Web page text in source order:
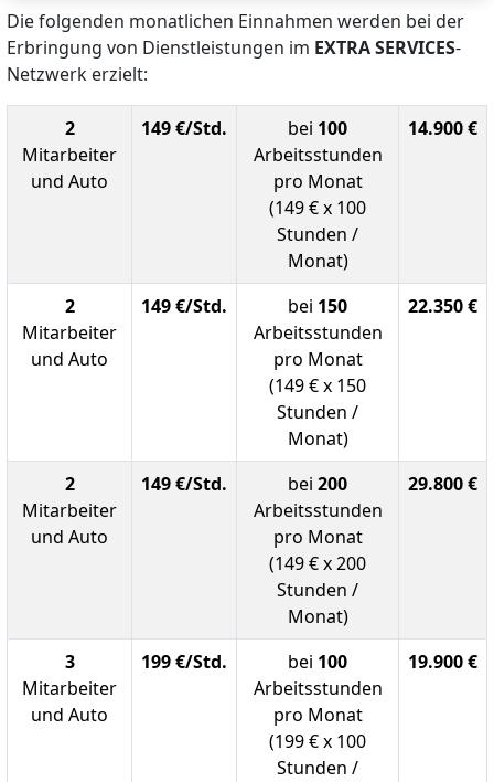
Die folgenden monatlichen Einnahmen werden bei der
Erbringung von Dienstleistungen im EXTRA SERVICES-
Netzwerk erzielt:
2
Mitarbeiter
und Auto
149 €/Std. bei 100
Arbeitsstunden
pro Monat
(149 € x 100
Stunden /
Monat)
14.900 €
2
Mitarbeiter
und Auto
149 €/Std. bei 150
Arbeitsstunden
pro Monat
(149 € x 150
Stunden /
Monat)
22.350 €
2
Mitarbeiter
und Auto
149 €/Std. bei 200
Arbeitsstunden
pro Monat
(149 € x 200
Stunden /
Monat)
29.800 €
3
Mitarbeiter
und Auto
199 €/Std. bei 100
Arbeitsstunden
pro Monat
(199 € x 100
Stunden /
19.900 €